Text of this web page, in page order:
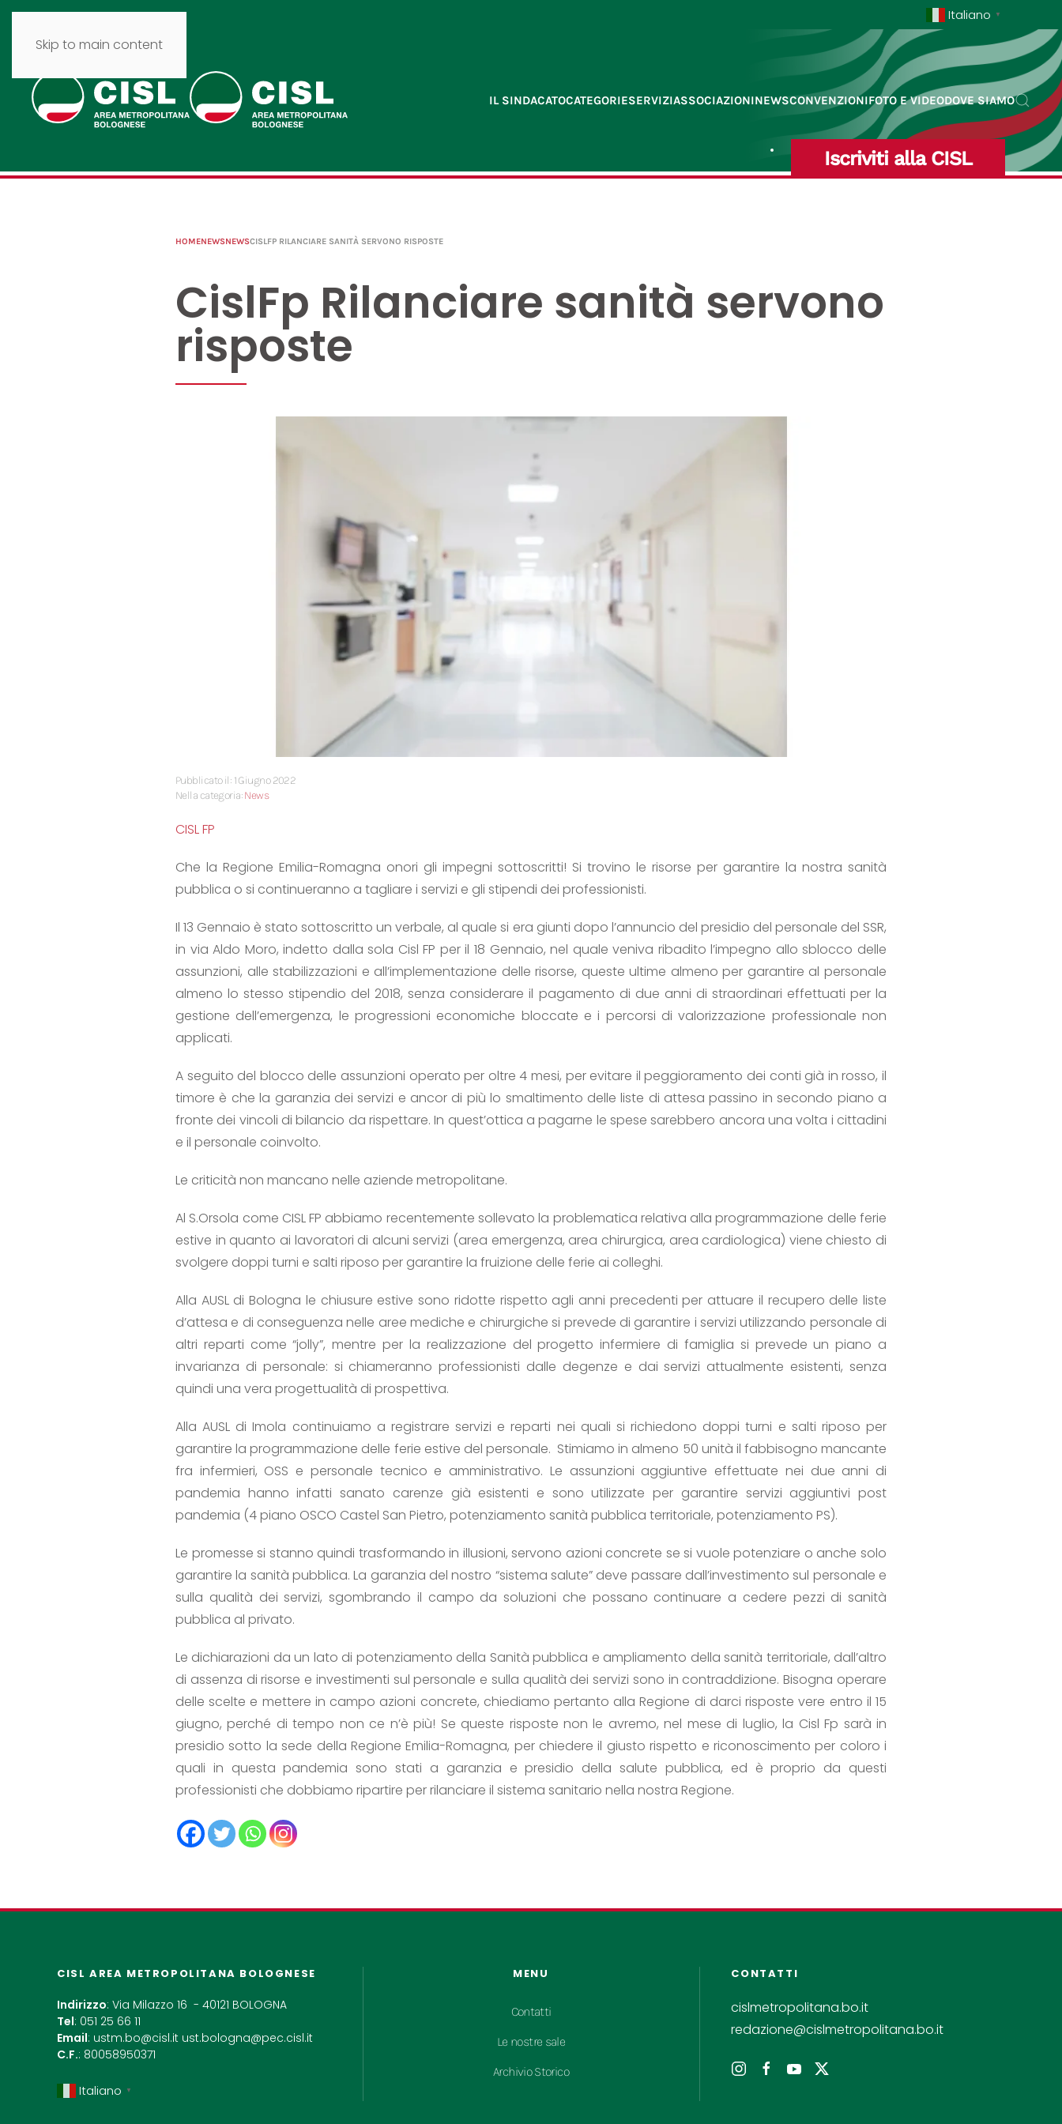
Skip to main content
Italiano ▼
IL SINDACATOCATEGORIESERVIZIASSOCIAZIONINEWSCONVENZIONIFOTO E VIDEODOVE SIAMO
Iscriviti alla CISL
HOMENEWSNEWSCISLFP RILANCIARE SANITÀ SERVONO RISPOSTE
CislFp Rilanciare sanità servono
risposte
Pubblicato il: 1 Giugno 2022
Nella categoria:News
CISL FP
Che la Regione Emilia-Romagna onori gli impegni sottoscritti! Si trovino le risorse per garantire la nostra sanità
pubblica o si continueranno a tagliare i servizi e gli stipendi dei professionisti.
Il 13 Gennaio è stato sottoscritto un verbale, al quale si era giunti dopo l’annuncio del presidio del personale del SSR,
in via Aldo Moro, indetto dalla sola Cisl FP per il 18 Gennaio, nel quale veniva ribadito l’impegno allo sblocco delle
assunzioni, alle stabilizzazioni e all’implementazione delle risorse, queste ultime almeno per garantire al personale
almeno lo stesso stipendio del 2018, senza considerare il pagamento di due anni di straordinari effettuati per la
gestione dell’emergenza, le progressioni economiche bloccate e i percorsi di valorizzazione professionale non
applicati.
A seguito del blocco delle assunzioni operato per oltre 4 mesi, per evitare il peggioramento dei conti già in rosso, il
timore è che la garanzia dei servizi e ancor di più lo smaltimento delle liste di attesa passino in secondo piano a
fronte dei vincoli di bilancio da rispettare. In quest’ottica a pagarne le spese sarebbero ancora una volta i cittadini
e il personale coinvolto.
Le criticità non mancano nelle aziende metropolitane.
Al S.Orsola come CISL FP abbiamo recentemente sollevato la problematica relativa alla programmazione delle ferie
estive in quanto ai lavoratori di alcuni servizi (area emergenza, area chirurgica, area cardiologica) viene chiesto di
svolgere doppi turni e salti riposo per garantire la fruizione delle ferie ai colleghi.
Alla AUSL di Bologna le chiusure estive sono ridotte rispetto agli anni precedenti per attuare il recupero delle liste
d’attesa e di conseguenza nelle aree mediche e chirurgiche si prevede di garantire i servizi utilizzando personale di
altri reparti come “jolly”, mentre per la realizzazione del progetto infermiere di famiglia si prevede un piano a
invarianza di personale: si chiameranno professionisti dalle degenze e dai servizi attualmente esistenti, senza
quindi una vera progettualità di prospettiva.
Alla AUSL di Imola continuiamo a registrare servizi e reparti nei quali si richiedono doppi turni e salti riposo per
garantire la programmazione delle ferie estive del personale. Stimiamo in almeno 50 unità il fabbisogno mancante
fra infermieri, OSS e personale tecnico e amministrativo. Le assunzioni aggiuntive effettuate nei due anni di
pandemia hanno infatti sanato carenze già esistenti e sono utilizzate per garantire servizi aggiuntivi post
pandemia (4 piano OSCO Castel San Pietro, potenziamento sanità pubblica territoriale, potenziamento PS).
Le promesse si stanno quindi trasformando in illusioni, servono azioni concrete se si vuole potenziare o anche solo
garantire la sanità pubblica. La garanzia del nostro “sistema salute” deve passare dall’investimento sul personale e
sulla qualità dei servizi, sgombrando il campo da soluzioni che possano continuare a cedere pezzi di sanità
pubblica al privato.
Le dichiarazioni da un lato di potenziamento della Sanità pubblica e ampliamento della sanità territoriale, dall’altro
di assenza di risorse e investimenti sul personale e sulla qualità dei servizi sono in contraddizione. Bisogna operare
delle scelte e mettere in campo azioni concrete, chiediamo pertanto alla Regione di darci risposte vere entro il 15
giugno, perché di tempo non ce n’è più! Se queste risposte non le avremo, nel mese di luglio, la Cisl Fp sarà in
presidio sotto la sede della Regione Emilia-Romagna, per chiedere il giusto rispetto e riconoscimento per coloro i
quali in questa pandemia sono stati a garanzia e presidio della salute pubblica, ed è proprio da questi
professionisti che dobbiamo ripartire per rilanciare il sistema sanitario nella nostra Regione.
CISL AREA METROPOLITANA BOLOGNESE
Indirizzo: Via Milazzo 16 - 40121 BOLOGNA
Tel: 051 25 66 11
Email: ustm.bo@cisl.it ust.bologna@pec.cisl.it
C.F.: 80058950371
Italiano ▼
MENU
Contatti
Le nostre sale
Archivio Storico
CONTATTI
cislmetropolitana.bo.it
redazione@cislmetropolitana.bo.it